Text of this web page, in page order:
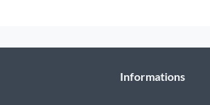
Informations